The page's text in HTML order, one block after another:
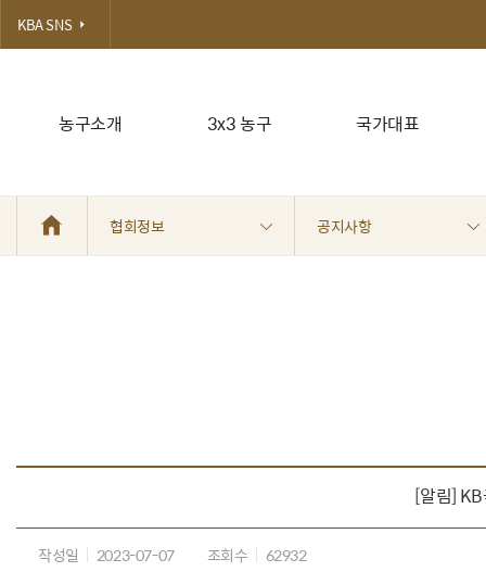
농구소개 3x3 농구 국가대표
KBA SNS
협회정보 공지사항
[알림]
작성일 2023-07-07 조회수 62932